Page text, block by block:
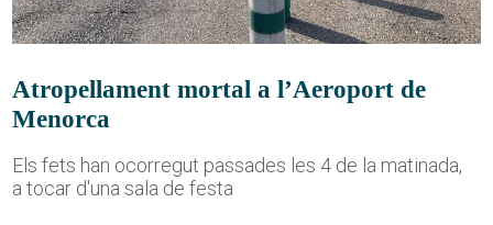
Atropellament mortal a l’Aeroport de
Menorca
Els fets han ocorregut passades les 4 de la matinada,
a tocar d'una sala de festa